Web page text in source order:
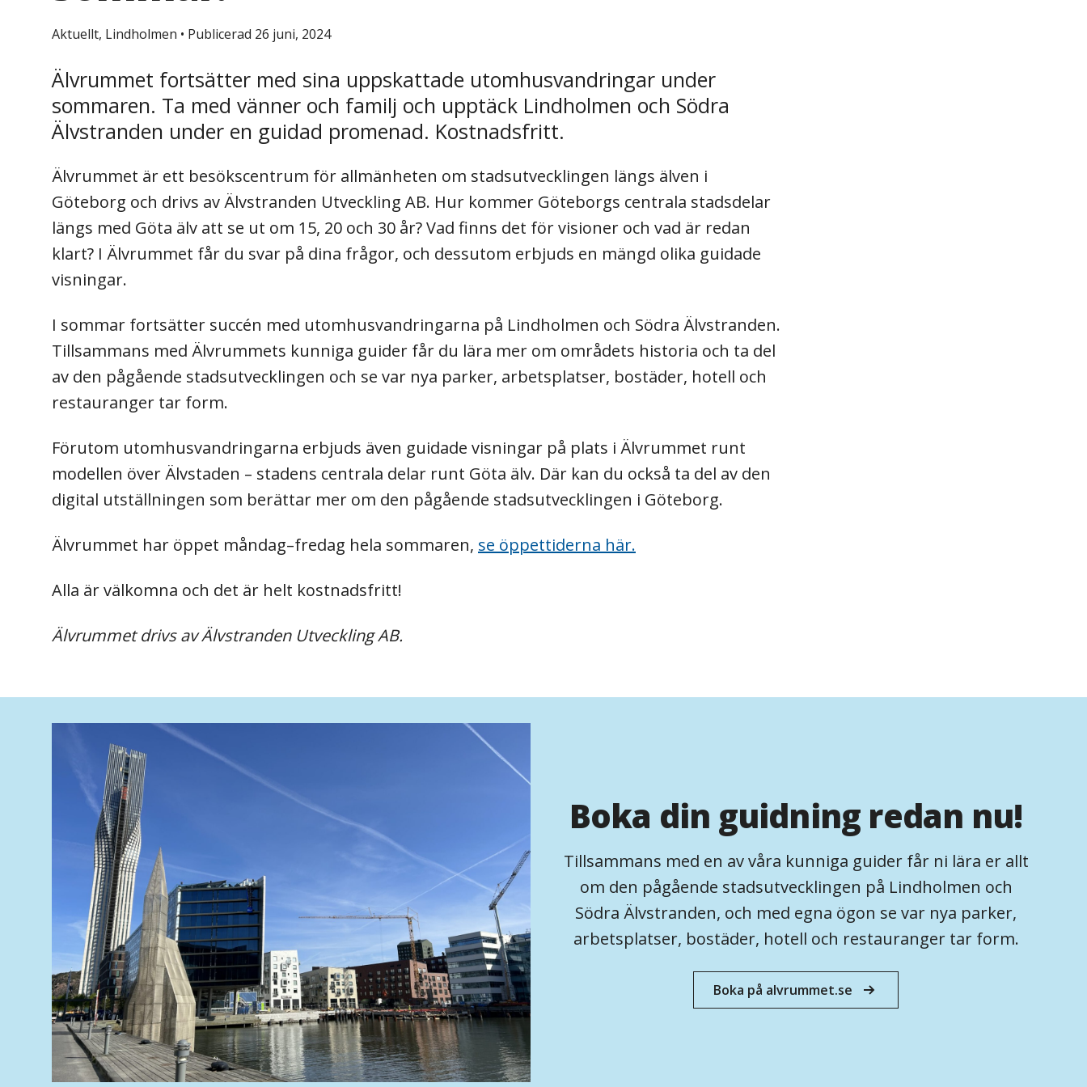
Aktuellt, Lindholmen • Publicerad 26 juni, 2024
Älvrummet fortsätter med sina uppskattade utomhusvandringar under
sommaren. Ta med vänner och familj och upptäck Lindholmen och Södra
Älvstranden under en guidad promenad. Kostnadsfritt.
Älvrummet är ett besökscentrum för allmänheten om stadsutvecklingen längs älven i
Göteborg och drivs av Älvstranden Utveckling AB. Hur kommer Göteborgs centrala stadsdelar
längs med Göta älv att se ut om 15, 20 och 30 år? Vad finns det för visioner och vad är redan
klart? I Älvrummet får du svar på dina frågor, och dessutom erbjuds en mängd olika guidade
visningar.
I sommar fortsätter succén med utomhusvandringarna på Lindholmen och Södra Älvstranden.
Tillsammans med Älvrummets kunniga guider får du lära mer om områdets historia och ta del
av den pågående stadsutvecklingen och se var nya parker, arbetsplatser, bostäder, hotell och
restauranger tar form.
Förutom utomhusvandringarna erbjuds även guidade visningar på plats i Älvrummet runt
modellen över Älvstaden – stadens centrala delar runt Göta älv. Där kan du också ta del av den
digital utställningen som berättar mer om den pågående stadsutvecklingen i Göteborg.
Älvrummet har öppet måndag–fredag hela sommaren, se öppettiderna här.
Alla är välkomna och det är helt kostnadsfritt!
Älvrummet drivs av Älvstranden Utveckling AB.
Boka din guidning redan nu!
Tillsammans med en av våra kunniga guider får ni lära er allt
om den pågående stadsutvecklingen på Lindholmen och
Södra Älvstranden, och med egna ögon se var nya parker,
arbetsplatser, bostäder, hotell och restauranger tar form.
Boka på alvrummet.se